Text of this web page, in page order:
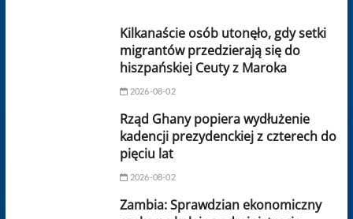
Kilkanaście osób utonęło, gdy setki
migrantów przedzierają się do
hiszpańskiej Ceuty z Maroka
2026-08-02
Rząd Ghany popiera wydłużenie
kadencji prezydenckiej z czterech do
pięciu lat
2026-08-02
Zambia: Sprawdzian ekonomiczny